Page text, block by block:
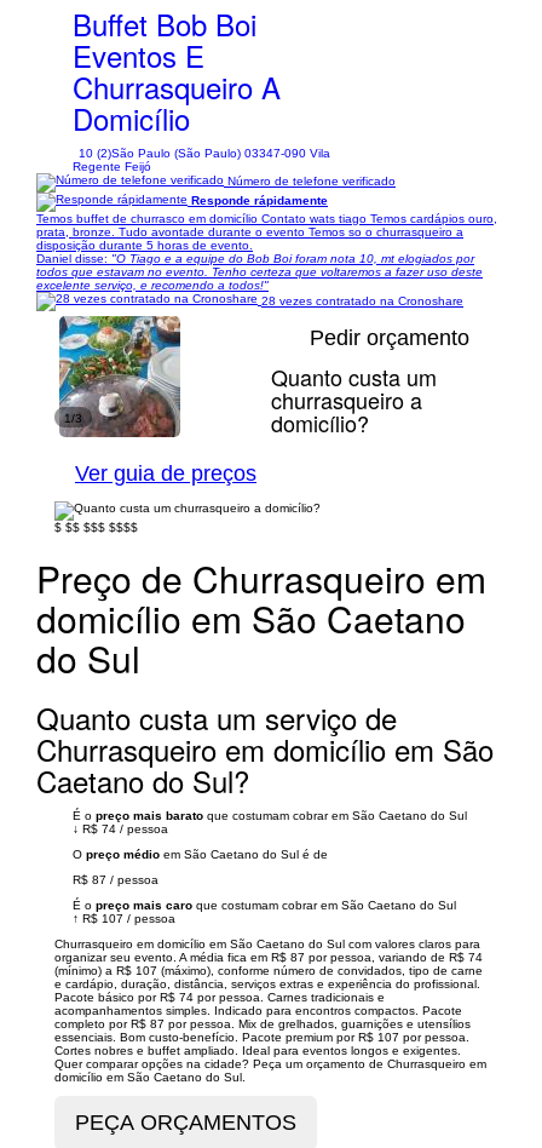
Buffet Bob Boi
Eventos E
Churrasqueiro A
Domicílio
10 (2)São Paulo (São Paulo) 03347-090 Vila
Regente Feijó
Número de telefone verificado
Responde rápidamente
Temos buffet de churrasco em domicílio Contato wats tiago Temos cardápios ouro,
prata, bronze. Tudo avontade durante o evento Temos so o churrasqueiro a
disposição durante 5 horas de evento.
Daniel disse: "O Tiago e a equipe do Bob Boi foram nota 10, mt elogiados por
todos que estavam no evento. Tenho certeza que voltaremos a fazer uso deste
excelente serviço, e recomendo a todos!"
28 vezes contratado na Cronoshare
1/3
Pedir orçamento
Quanto custa um
churrasqueiro a
domicílio?
Ver guia de preços
$ $$ $$$ $$$$
Preço de Churrasqueiro em
domicílio em São Caetano
do Sul
Quanto custa um serviço de
Churrasqueiro em domicílio em São
Caetano do Sul?
É o preço mais barato que costumam cobrar em São Caetano do Sul
↓ R$ 74 / pessoa
O preço médio em São Caetano do Sul é de
R$ 87 / pessoa
É o preço mais caro que costumam cobrar em São Caetano do Sul
↑ R$ 107 / pessoa
Churrasqueiro em domicílio em São Caetano do Sul com valores claros para
organizar seu evento. A média fica em R$ 87 por pessoa, variando de R$ 74
(mínimo) a R$ 107 (máximo), conforme número de convidados, tipo de carne
e cardápio, duração, distância, serviços extras e experiência do profissional.
Pacote básico por R$ 74 por pessoa. Carnes tradicionais e
acompanhamentos simples. Indicado para encontros compactos. Pacote
completo por R$ 87 por pessoa. Mix de grelhados, guarnições e utensílios
essenciais. Bom custo-benefício. Pacote premium por R$ 107 por pessoa.
Cortes nobres e buffet ampliado. Ideal para eventos longos e exigentes.
Quer comparar opções na cidade? Peça um orçamento de Churrasqueiro em
domicílio em São Caetano do Sul.